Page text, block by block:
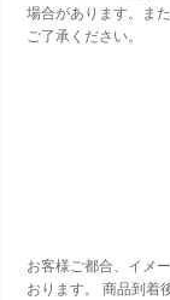
場合があります。ま
ご了承ください。
お客様ご都合、イメ
おります。 商品到着